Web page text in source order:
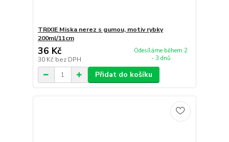
TRIXIE Miska nerez s gumou, motiv rybky
200ml/11cm
36 Kč
30 Kč bez DPH
Odesíláme během 2
- 3 dnů
Přidat do košíku